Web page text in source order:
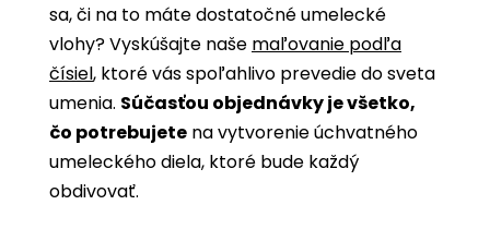
sa, či na to máte dostatočné umelecké
vlohy? Vyskúšajte naše maľovanie podľa
čísiel, ktoré vás spoľahlivo prevedie do sveta
umenia. Súčasťou objednávky je všetko,
čo potrebujete na vytvorenie úchvatného
umeleckého diela, ktoré bude každý
obdivovať.